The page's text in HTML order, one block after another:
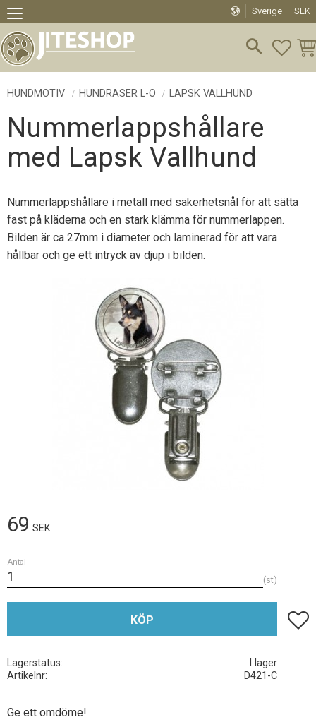
Meny
Sverige SEK
HUNDMOTIV HUNDRASER L-O LAPSK VALLHUND
Nummerlappshållare
med Lapsk Vallhund
Nummerlappshållare i metall med säkerhetsnål för att sätta
fast på kläderna och en stark klämma för nummerlappen.
Bilden är ca 27mm i diameter och laminerad för att vara
hållbar och ge ett intryck av djup i bilden.
69 SEK
Antal
st
KÖP Lägg
Lagerstatus
I lager
Artikelnr
D421-C
Ge ett omdöme!